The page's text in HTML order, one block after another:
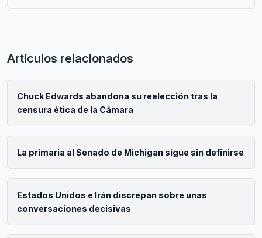
Artículos relacionados
Chuck Edwards abandona su reelección tras la
censura ética de la Cámara
La primaria al Senado de Michigan sigue sin definirse
Estados Unidos e Irán discrepan sobre unas
conversaciones decisivas